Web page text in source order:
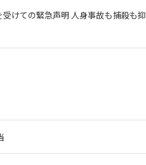
けての緊急声明 人身事故も捕殺も抑